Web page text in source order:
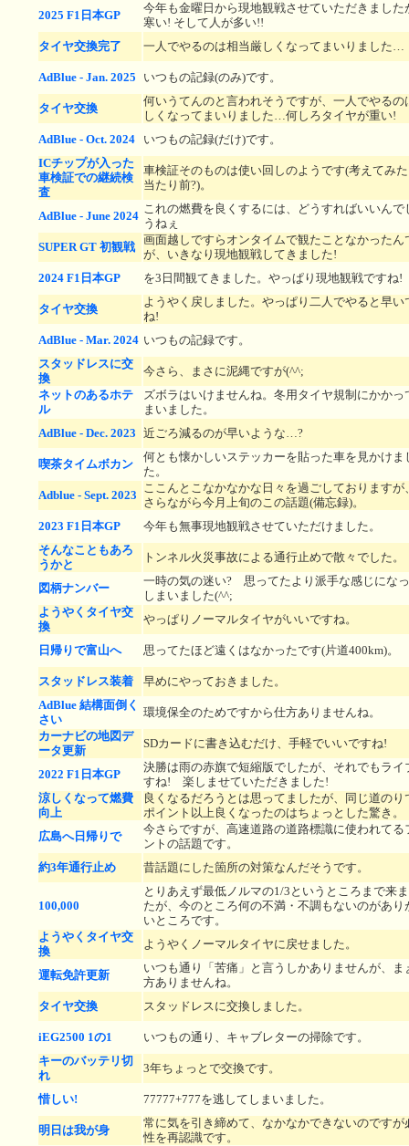
2025 F1日本GP
今年も金曜日から現地観戦させていただきまし
寒い! そして人が多い!!
タイヤ交換完了
一人でやるのは相当厳しくなってまいりました…
AdBlue - Jan. 2025 いつもの記録(のみ)です。
タイヤ交換
何いうてんのと言われそうですが、一人でやるの
しくなってまいりました…何しろタイヤが重い!
AdBlue - Oct. 2024
いつもの記録(だけ)です。
ICチップが入った
車検証での継続検
査
車検証そのものは使い回しのようです(考えてみ
当たり前?)。
AdBlue - June 2024
これの燃費を良くするには、どうすればいいんで
うねぇ
SUPER GT 初観戦
画面越しですらオンタイムで観たことなかったん
が、いきなり現地観戦してきました!
2024 F1日本GP
を3日間観てきました。やっぱり現地観戦ですね!
タイヤ交換
ようやく戻しました。やっぱり二人でやると早い
ね!
AdBlue - Mar. 2024 いつもの記録です。
スタッドレスに交
換
今さら、まさに泥縄ですが(^^;
ネットのあるホテ
ル
ズボラはいけませんね。冬用タイヤ規制にかかっ
まいました。
AdBlue - Dec. 2023 近ごろ減るのが早いような…?
喫茶タイムボカン
何とも懐かしいステッカーを貼った車を見かけま
た。
Adblue - Sept. 2023
ここんとこなかなかな日々を過ごしておりますが
さらながら今月上旬のこの話題(備忘録)。
2023 F1日本GP
今年も無事現地観戦させていただけました。
そんなこともあろ
うかと
トンネル火災事故による通行止めで散々でした。
図柄ナンバー
一時の気の迷い? 思ってたより派手な感じにな
しまいました(^^;
ようやくタイヤ交
換
やっぱりノーマルタイヤがいいですね。
日帰りで富山へ 思ってたほど遠くはなかったです(片道400km)。
スタッドレス装着
早めにやっておきました。
AdBlue 結構面倒く
さい
環境保全のためですから仕方ありませんね。
カーナビの地図デ
ータ更新
SDカードに書き込むだけ、手軽でいいですね!
2022 F1日本GP
決勝は雨の赤旗で短縮版でしたが、それでもライ
すね! 楽しませていただきました!
涼しくなって燃費
向上
良くなるだろうとは思ってましたが、同じ道のり
ポイント以上良くなったのはちょっとした驚き。
広島へ日帰りで
今さらですが、高速道路の道路標識に使われてる
ントの話題です。
約3年通行止め
昔話題にした箇所の対策なんだそうです。
100,000
とりあえず最低ノルマの1/3というところまで来
たが、今のところ何の不満・不調もないのがあり
いところです。
ようやくタイヤ交
換
ようやくノーマルタイヤに戻せました。
運転免許更新
いつも通り「苦痛」と言うしかありませんが、ま
方ありませんね。
タイヤ交換
スタッドレスに交換しました。
iEG2500 1の1
いつもの通り、キャブレターの掃除です。
キーのバッテリ切
れ
3年ちょっとで交換です。
惜しい! 77777+777を逃してしまいました。
明日は我が身
常に気を引き締めて、なかなかできないのですが
性を再認識です。